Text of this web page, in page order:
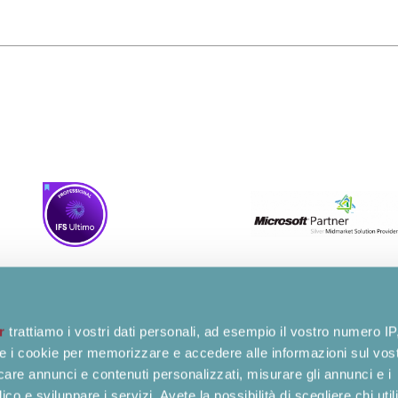
trattiamo i vostri dati personali, ad esempio il vostro numero
i cookie per memorizzare e accedere alle informazioni sul
annunci e contenuti personalizzati, misurare gli annunci e i
9
ASSISTENZA REMOTA
LAVORA CON NOI